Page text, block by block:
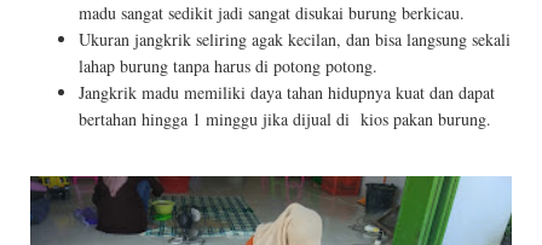
madu sangat sedikit jadi sangat disukai burung berkicau.
Ukuran jangkrik seliring agak kecilan, dan bisa langsung sekali
lahap burung tanpa harus di potong potong.
Jangkrik madu memiliki daya tahan hidupnya kuat dan dapat
bertahan hingga 1 minggu jika dijual di kios pakan burung.